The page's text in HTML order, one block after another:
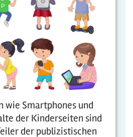
wie Smartphones und
der Kinderseiten sind
der publizistischen